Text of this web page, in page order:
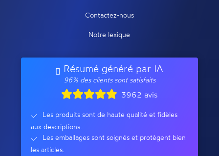
Contactez-nous
Notre lexique
Résumé généré par IA
96% des clients sont satisfaits
3962 avis
Les produits sont de haute qualité et fidèles
aux descriptions.
Les emballages sont soignés et protègent bien
les articles.